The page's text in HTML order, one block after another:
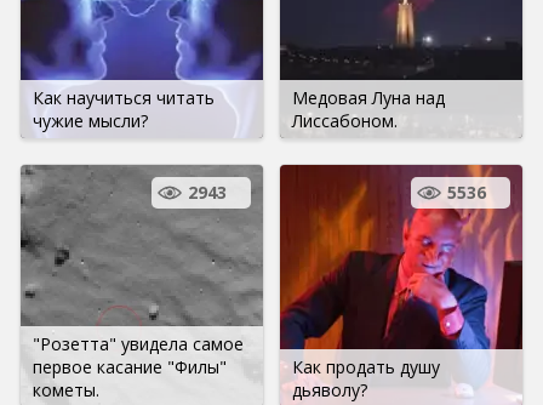
Как научиться читать
чужие мысли?
Медовая Луна над
Лиссабоном.
"Розетта" увидела самое
первое касание "Филы"
кометы.
2943
Как продать душу
дьяволу?
5536